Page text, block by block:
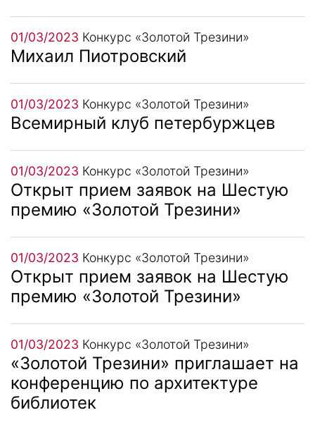
01/03/2023 Конкурс «Золотой Трезини»
Михаил Пиотровский
01/03/2023 Конкурс «Золотой Трезини»
Всемирный клуб петербуржцев
01/03/2023 Конкурс «Золотой Трезини»
Открыт прием заявок на Шестую
премию «Золотой Трезини»
01/03/2023 Конкурс «Золотой Трезини»
Открыт прием заявок на Шестую
премию «Золотой Трезини»
01/03/2023 Конкурс «Золотой Трезини»
«Золотой Трезини» приглашает на
конференцию по архитектуре
библиотек